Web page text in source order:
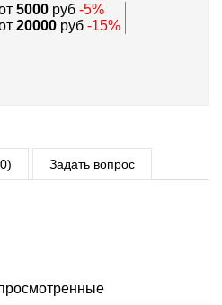
5000 руб -5%
20000 руб -15%
Задать вопрос